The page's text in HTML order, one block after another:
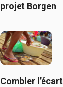
projet Borgen
Combler l’écart